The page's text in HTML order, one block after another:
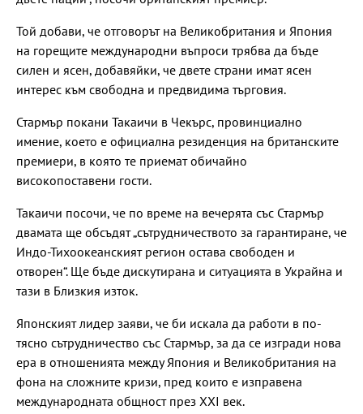
Той добави, че отговорът на Великобритания и Япония
на горещите международни въпроси трябва да бъде
силен и ясен, добавяйки, че двете страни имат ясен
интерес към свободна и предвидима търговия.
Стармър покани Такаичи в Чекърс, провинциално
имение, което е официална резиденция на британските
премиери, в която те приемат обичайно
високопоставени гости.
Такаичи посочи, че по време на вечерята със Стармър
двамата ще обсъдят „сътрудничеството за гарантиране, че
Индо-Тихоокеанският регион остава свободен и
отворен“. Ще бъде дискутирана и ситуацията в Украйна и
тази в Близкия изток.
Японският лидер заяви, че би искала да работи в по-
тясно сътрудничество със Стармър, за да се изгради нова
ера в отношенията между Япония и Великобритания на
фона на сложните кризи, пред които е изправена
международната общност през XXI век.